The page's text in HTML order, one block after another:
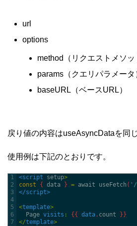
url
options
method（リクエストメソッ
params（クエリパラメータ
baseURL（ベースURL）
戻り値の内容はuseAsyncDataを同じ
使用例は下記のとおりです。
1
2
3
4
5
6
7
<script setup>
const
{ data } = await useFetch ( '/
</script>
<template>
Page visits : {{ data. count }}
</template>